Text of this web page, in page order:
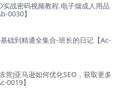
实战密码视频教程.电子烟成人用品
0030】
础到精通全集合-班长的日记【Ac-
营)亚马逊如何优化SEO，获取更多
0019】